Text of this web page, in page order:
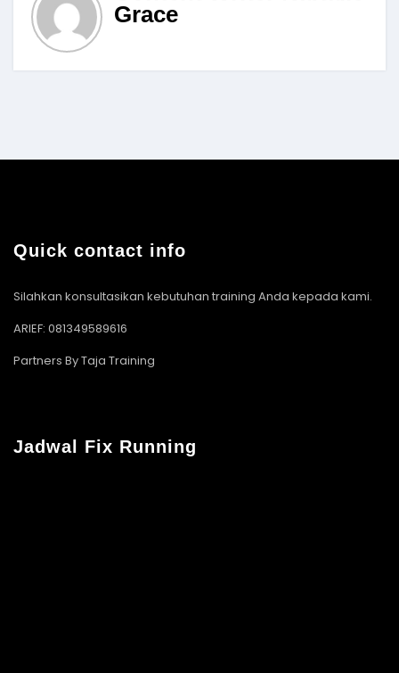
Grace
Quick contact info
Silahkan konsultasikan kebutuhan training Anda kepada kami.
ARIEF: 081349589616
Partners By Taja Training
Jadwal Fix Running